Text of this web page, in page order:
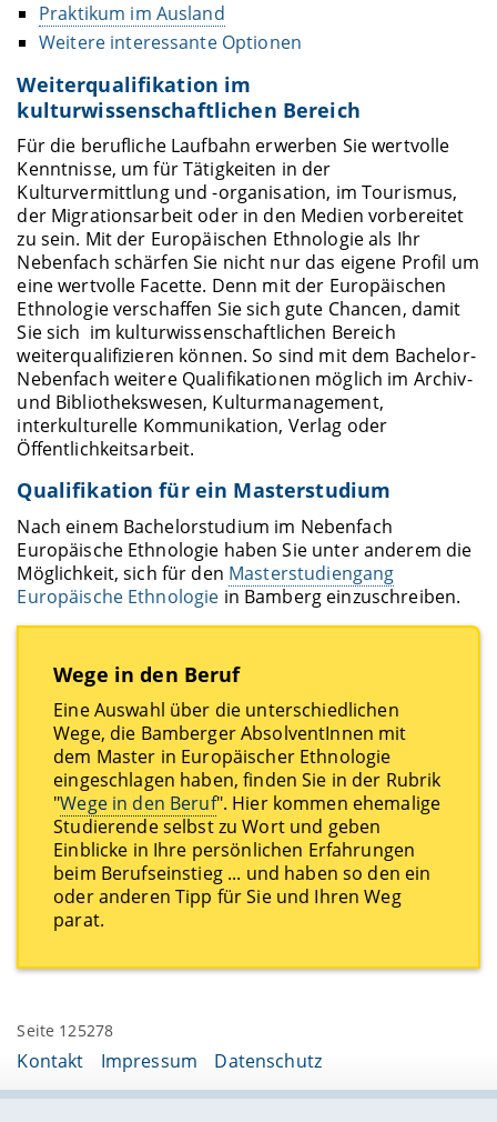
Praktikum im Ausland
Weitere interessante Optionen
Weiterqualifikation im
kulturwissenschaftlichen Bereich
Für die berufliche Laufbahn erwerben Sie wertvolle
Kenntnisse, um für Tätigkeiten in der
Kulturvermittlung und -organisation, im Tourismus,
der Migrationsarbeit oder in den Medien vorbereitet
zu sein. Mit der Europäischen Ethnologie als Ihr
Nebenfach schärfen Sie nicht nur das eigene Profil um
eine wertvolle Facette. Denn mit der Europäischen
Ethnologie verschaffen Sie sich gute Chancen, damit
Sie sich im kulturwissenschaftlichen Bereich
weiterqualifizieren können. So sind mit dem Bachelor-
Nebenfach weitere Qualifikationen möglich im Archiv-
und Bibliothekswesen, Kulturmanagement,
interkulturelle Kommunikation, Verlag oder
Öffentlichkeitsarbeit.
Qualifikation für ein Masterstudium
Nach einem Bachelorstudium im Nebenfach
Europäische Ethnologie haben Sie unter anderem die
Möglichkeit, sich für den Masterstudiengang
Europäische Ethnologie in Bamberg einzuschreiben.
Wege in den Beruf
Eine Auswahl über die unterschiedlichen
Wege, die Bamberger AbsolventInnen mit
dem Master in Europäischer Ethnologie
eingeschlagen haben, finden Sie in der Rubrik
"Wege in den Beruf". Hier kommen ehemalige
Studierende selbst zu Wort und geben
Einblicke in Ihre persönlichen Erfahrungen
beim Berufseinstieg ... und haben so den ein
oder anderen Tipp für Sie und Ihren Weg
parat.
Seite 125278
Kontakt Impressum Datenschutz